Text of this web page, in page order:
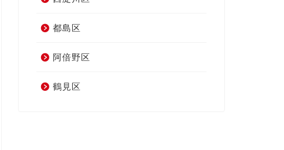
都島区
阿倍野区
鶴見区